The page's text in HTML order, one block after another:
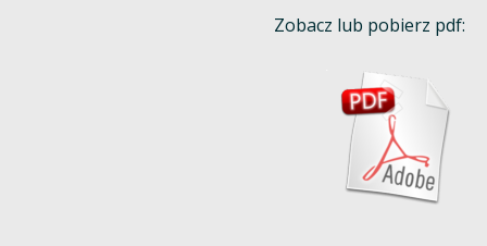
Zobacz lub pobierz pdf: